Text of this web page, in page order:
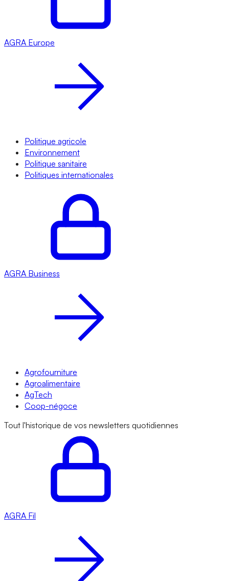
AGRA Europe
Politique agricole
Environnement
Politique sanitaire
Politiques internationales
AGRA Business
Agrofourniture
Agroalimentaire
AgTech
Coop-négoce
Tout l'historique de vos newsletters quotidiennes
AGRA Fil